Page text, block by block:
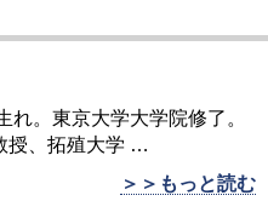
れ。東京大学大学院修了。
授、拓殖大学 …
＞＞もっと読む